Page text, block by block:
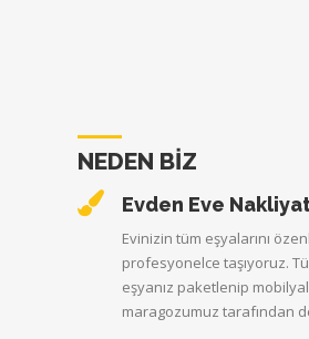
NEDEN BİZ
Evden Eve
Evinizin tüm eşyalarını
profesyonelce taşıyoruz.
eşyanız paketlenip
maragozumuz tarafından